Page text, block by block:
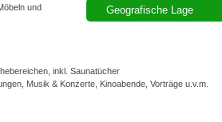
Geografische Lage
und
inkl. Saunatücher
Musik & Konzerte, Kinoabende, Vorträge u.v.m.